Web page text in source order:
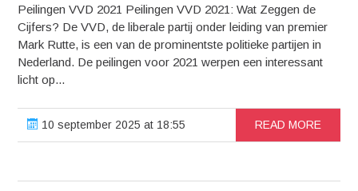
Peilingen VVD 2021 Peilingen VVD 2021: Wat Zeggen de
Cijfers? De VVD, de liberale partij onder leiding van premier
Mark Rutte, is een van de prominentste politieke partijen in
Nederland. De peilingen voor 2021 werpen een interessant
licht op...
10 september 2025 at 18:55 READ MORE